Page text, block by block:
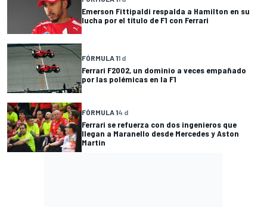
Emerson Fittipaldi respalda a Hamilton en su
lucha por el título de F1 con Ferrari
FÓRMULA 11 d
Ferrari F2002, un dominio a veces empañado
por las polémicas en la F1
FÓRMULA 14 d
Ferrari se refuerza con dos ingenieros que
llegan a Maranello desde Mercedes y Aston
Martin